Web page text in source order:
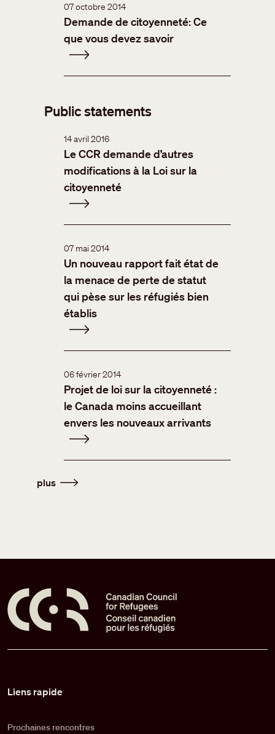
07 octobre 2014
Demande de citoyenneté: Ce
que vous devez savoir
Public statements
14 avril 2016
Le CCR demande d’autres
modifications à la Loi sur la
citoyenneté
07 mai 2014
Un nouveau rapport fait état de
la menace de perte de statut
qui pèse sur les réfugiés bien
établis
06 février 2014
Projet de loi sur la citoyenneté :
le Canada moins accueillant
envers les nouveaux arrivants
plus
Liens rapide
Prochaines rencontres